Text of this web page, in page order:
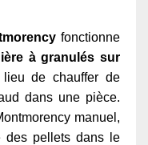
fonctionne
à granulés sur
de chauffer de
dans une pièce.
manuel,
des pellets dans le